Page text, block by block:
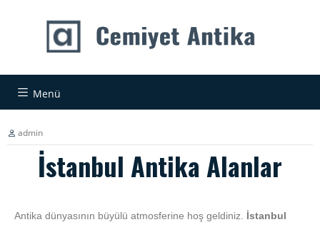
Menü
admin
İstanbul Antika Alanlar
Antika dünyasının büyülü atmosferine hoş geldiniz. İstanbul